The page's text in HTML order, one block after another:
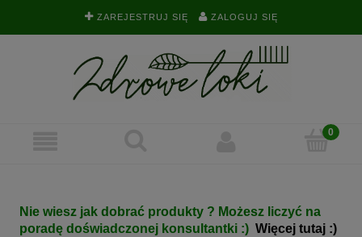
ZAREJESTRUJ SIĘ ZALOGUJ SIĘ
Nie wiesz jak dobrać produkty ? Możesz liczyć na
poradę doświadczonej konsultantki :) Więcej tutaj :)